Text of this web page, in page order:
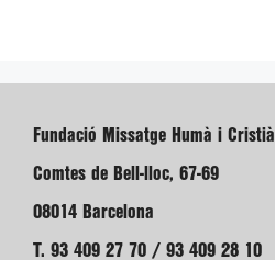
Fundació Missatge Humà i Cristià
Comtes de Bell-lloc, 67-69
08014 Barcelona
T. 93 409 27 70 / 93 409 28 10